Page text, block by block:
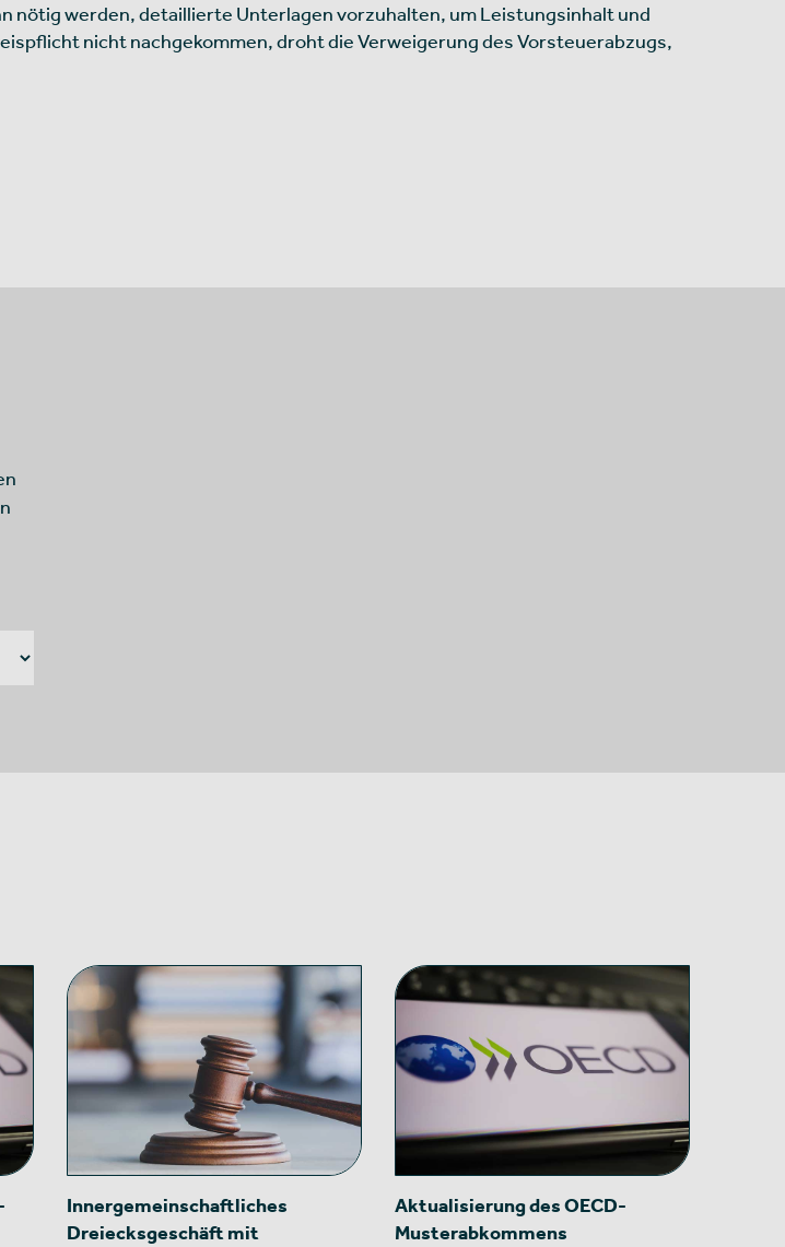
nötig werden, detaillierte Unterlagen vorzuhalten, um Leistungsinhalt und
nicht nachgekommen, droht die Verweigerung des Vorsteuerabzugs,
Innergemeinschaftliches
Dreiecksgeschäft mit
Aktualisierung des OECD-
Musterabkommens